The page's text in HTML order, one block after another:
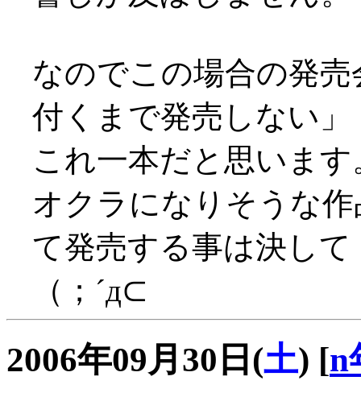
なのでこの場合の発
付くまで発売しない」
これ一本だと思います
オクラになりそうな
て発売する事は決し
（；´д⊂
2006年09月30日(土) [n